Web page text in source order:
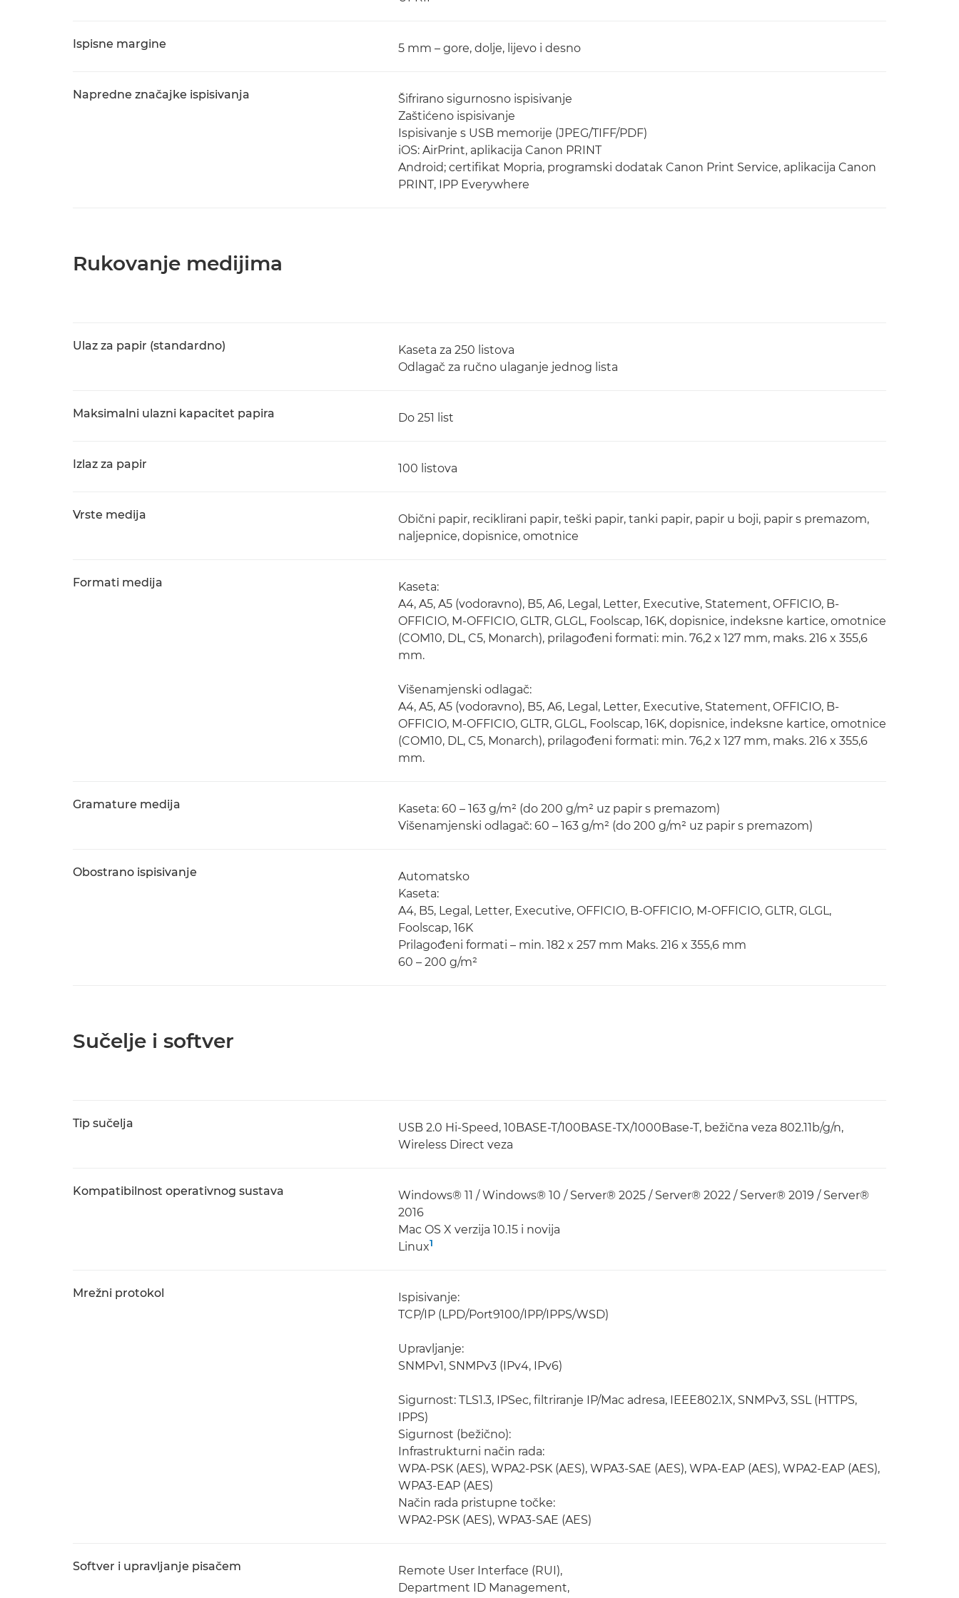
Ispisne margine 5 mm – gore, dolje, lijevo i desno
Napredne značajke ispisivanja
Šifrirano sigurnosno ispisivanje
Zaštićeno ispisivanje
Ispisivanje s USB memorije (JPEG/TIFF/PDF)
iOS: AirPrint, aplikacija Canon PRINT
Android; certifikat Mopria, programski dodatak Canon Print Service, aplikacija Canon
PRINT, IPP Everywhere
Rukovanje medijima
Ulaz za papir (standardno)
Kaseta za 250 listova
Odlagač za ručno ulaganje jednog lista
Maksimalni ulazni kapacitet papira Do 251 list
Izlaz za papir 100 listova
Vrste medija
Obični papir, reciklirani papir, teški papir, tanki papir, papir u boji, papir s premazom,
naljepnice, dopisnice, omotnice
Formati medija
Kaseta:
A4, A5, A5 (vodoravno), B5, A6, Legal, Letter, Executive, Statement, OFFICIO, B-
OFFICIO, M-OFFICIO, GLTR, GLGL, Foolscap, 16K, dopisnice, indeksne kartice, omotnice
(COM10, DL, C5, Monarch), prilagođeni formati: min. 76,2 x 127 mm, maks. 216 x 355,6
mm.
Višenamjenski odlagač:
A4, A5, A5 (vodoravno), B5, A6, Legal, Letter, Executive, Statement, OFFICIO, B-
OFFICIO, M-OFFICIO, GLTR, GLGL, Foolscap, 16K, dopisnice, indeksne kartice, omotnice
(COM10, DL, C5, Monarch), prilagođeni formati: min. 76,2 x 127 mm, maks. 216 x 355,6
mm.
Gramature medija
Kaseta: 60 – 163 g/m² (do 200 g/m² uz papir s premazom)
Višenamjenski odlagač: 60 – 163 g/m² (do 200 g/m² uz papir s premazom)
Obostrano ispisivanje
Automatsko
Kaseta:
A4, B5, Legal, Letter, Executive, OFFICIO, B-OFFICIO, M-OFFICIO, GLTR, GLGL,
Foolscap, 16K
Prilagođeni formati – min. 182 x 257 mm Maks. 216 x 355,6 mm
60 – 200 g/m²
Sučelje i softver
Tip sučelja
USB 2.0 Hi-Speed, 10BASE-T/100BASE-TX/1000Base-T, bežična veza 802.11b/g/n,
Wireless Direct veza
Kompatibilnost operativnog sustava
Windows® 11 / Windows® 10 / Server® 2025 / Server® 2022 / Server® 2019 / Server®
2016
Mac OS X verzija 10.15 i novija
Linux1
Mrežni protokol
Ispisivanje:
TCP/IP (LPD/Port9100/IPP/IPPS/WSD)
Upravljanje:
SNMPv1, SNMPv3 (IPv4, IPv6)
Sigurnost: TLS1.3, IPSec, filtriranje IP/Mac adresa, IEEE802.1X, SNMPv3, SSL (HTTPS,
IPPS)
Sigurnost (bežično):
Infrastrukturni način rada:
WPA-PSK (AES), WPA2-PSK (AES), WPA3-SAE (AES), WPA-EAP (AES), WPA2-EAP (AES),
WPA3-EAP (AES)
Način rada pristupne točke:
WPA2-PSK (AES), WPA3-SAE (AES)
Softver i upravljanje pisačem
Remote User Interface (RUI),
Department ID Management,